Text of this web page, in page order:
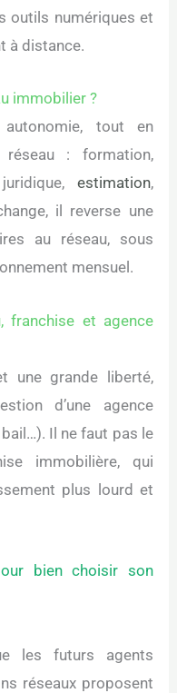
outils numériques et
à distance.
immobilier ?
tout en
: formation,
estimation,
il reverse une
au réseau, sous
mensuel.
franchise et agence
une grande liberté,
d’une agence
Il ne faut pas le
immobilière, qui
plus lourd et
bien choisir son
les futurs agents
réseaux proposent